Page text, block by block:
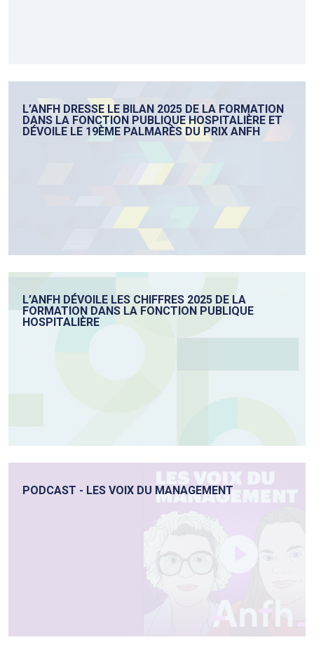
L’ANFH DRESSE LE BILAN 2025 DE LA FORMATION
DANS LA FONCTION PUBLIQUE HOSPITALIÈRE ET
DÉVOILE LE 19ÈME PALMARÈS DU PRIX ANFH
L’ANFH DÉVOILE LES CHIFFRES 2025 DE LA
FORMATION DANS LA FONCTION PUBLIQUE
HOSPITALIÈRE
PODCAST - LES VOIX DU MANAGEMENT